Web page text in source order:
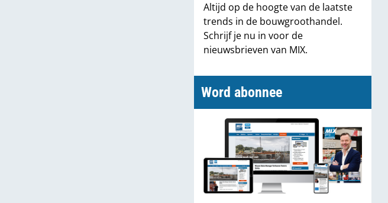
Altijd op de hoogte van de laatste
trends in de bouwgroothandel.
Schrijf je nu in voor de
nieuwsbrieven van MIX.
Word abonnee